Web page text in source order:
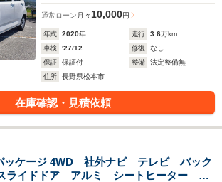
通常ローン 月々 10,000円
年式 2020年 走行 3.6万km
車検
'27/12 修復
なし
保証
保証付 整備
法定整備無
住所
長野県松本市
在庫確認・見積依頼
ッケージ 4WD 社外ナビ テレビ バック
ライドドア アルミ シートヒーター イ